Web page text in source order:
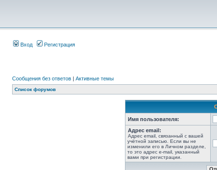
Вход Регистрация
Сообщения без ответов | Активные темы
Список форумов
Имя пользователя:
Адрес email:
Адрес email, связанный с вашей
учётной записью. Если вы не
изменили его в Личном разделе,
то это адрес e-mail, указанный
вами при регистрации.